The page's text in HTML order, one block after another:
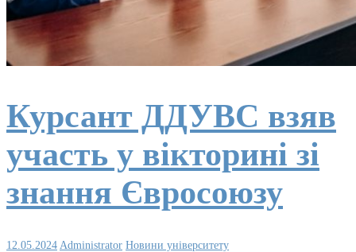
Курсант ДДУВС взяв
участь у вікторині зі
знання Євросоюзу
12.05.2024 Administrator Новини університету